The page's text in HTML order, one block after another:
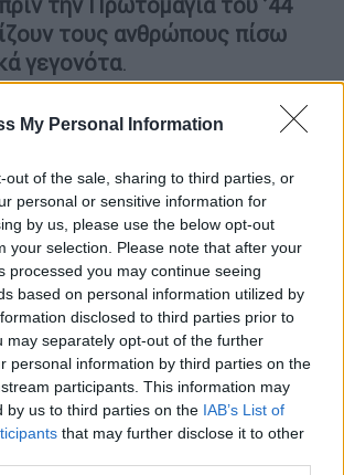
My Personal Information
out of the sale, sharing to third parties, or
personal or sensitive information for
by us, please use the below opt-out
your selection. Please note that after your
processed you may continue seeing
based on personal information utilized by
disclosed to third parties prior to
may separately opt-out of the further
personal information by third parties on the
participants. This information may
by us to third parties on the IAB’s List of
that may further disclose it to other
τους ανθρώπους πίσω
γεγονότα.
της ιστορίας ο 34χρονος
Κρητικός
καταγωγής, αγωνιστής του
και κρατούμενος σε
από το 1936. Την
φυλακής του στο Χαϊδάρι,
διερμηνέα του Γερμανού
στρατοπέδου, Καρλ Φίσερ.
τα μάτια του περνούσε όλο το
αγριότητας στα
με τον ίδιο συνεχώς
τραγικών